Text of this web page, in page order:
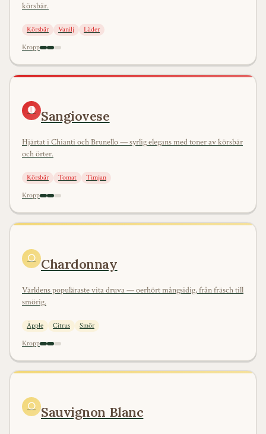
körsbär.
Körsbär Vanilj
Läder
Kropp
🔴 Sangiovese
Hjärtat i Chianti och Brunello — syrlig elegans med toner av körsbär
och örter.
Körsbär Tomat
Timjan
Kropp
⚪ Chardonnay
Världens populäraste vita druva — oerhört mångsidig, från fräsch till
smörig.
Äpple Citrus
Smör
Kropp
⚪ Sauvignon Blanc